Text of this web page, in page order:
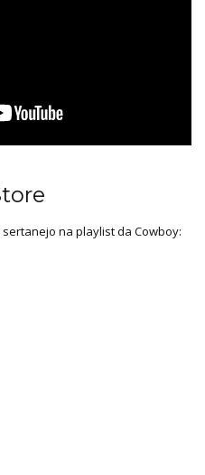
na playlist da Cowboy: